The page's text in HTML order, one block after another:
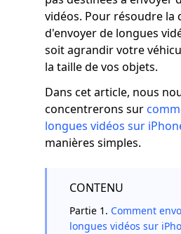
vidéos. Pour résoudre la
d'envoyer de longues
soit agrandir votre
la taille de vos objets.
Dans cet article, nous
concentrerons sur
longues vidéos sur
manières simples.
CONTENU
Partie 1. Comment
longues vidéos sur